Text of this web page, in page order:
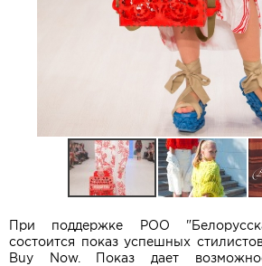
При поддержке РОО
состоится показ успешных
Buy Now. Показ дает